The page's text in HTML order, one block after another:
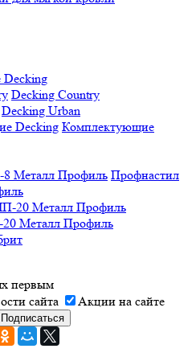
Decking
Decking Country
Decking Urban
Комплектующие
Профнастил
Металл Профиль
первым
сайта Акции на сайте